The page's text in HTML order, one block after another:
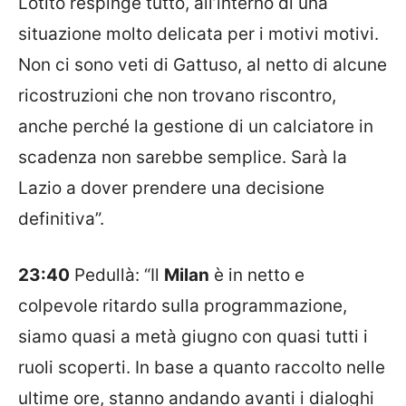
situazione molto delicata per i motivi motivi.
Non ci sono veti di Gattuso, al netto di alcune
ricostruzioni che non trovano riscontro,
anche perché la gestione di un calciatore in
scadenza non sarebbe semplice. Sarà la
Lazio a dover prendere una decisione
definitiva”.
23:40 Pedullà: “Il Milan è in netto e
colpevole ritardo sulla programmazione,
siamo quasi a metà giugno con quasi tutti i
ruoli scoperti. In base a quanto raccolto nelle
ultime ore, stanno andando avanti i dialoghi